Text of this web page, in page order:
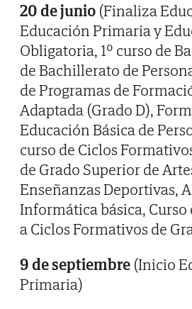
20 de junio (Finaliza
Educación Primaria y
Obligatoria, 1º curso de
de Bachillerato de
de Programas de
Adaptada (Grado D),
Educación Básica de
curso de Ciclos
de Grado Superior de
Enseñanzas Deportivas,
Informática básica, Curso
a Ciclos Formativos de
9 de septiembre (Inicio
Primaria)